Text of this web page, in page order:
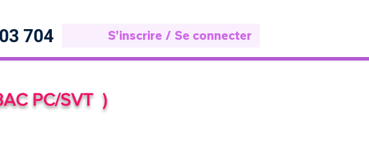
704 S'inscrire / Se connecter
PC/SVT )